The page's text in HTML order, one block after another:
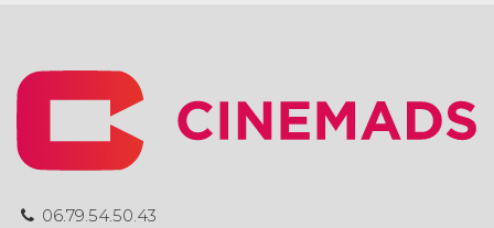
06.79.54.50.43